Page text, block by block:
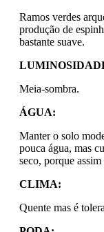
Ramos verdes
produção de
bastante suave.
Meia-sombra.
ÁGUA:
Manter o solo
pouca água, mas
seco, porque
CLIMA:
Quente mas é